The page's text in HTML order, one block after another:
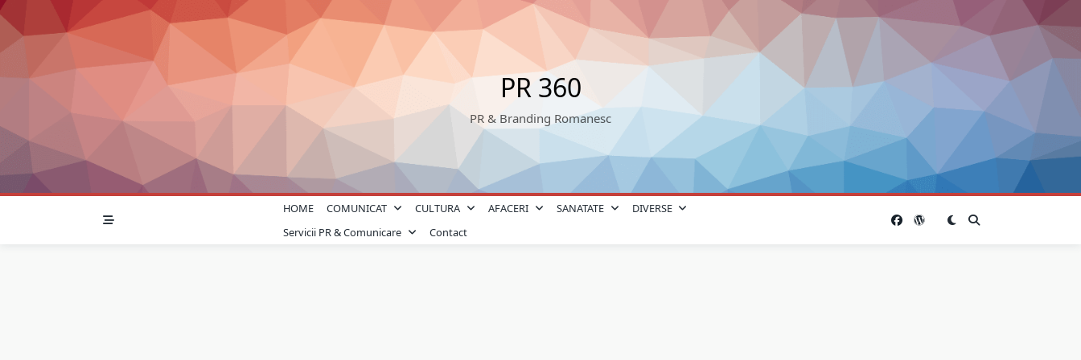
Skip
to
content
PR 360
PR & Branding Romanesc
HOME COMUNICAT CULTURA AFACERI SANATATE
DIVERSE
Servicii PR & Comunicare
Contact